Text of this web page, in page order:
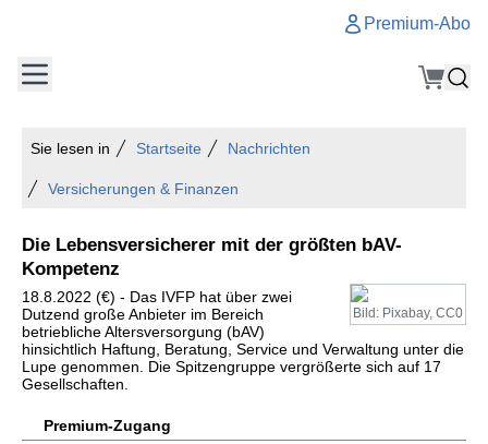
Premium-Abo
Sie lesen in Startseite Nachrichten
Versicherungen & Finanzen
Die Lebensversicherer mit der größten bAV-
Kompetenz
Bild: Pixabay, CC0
18.8.2022 (€) - Das IVFP hat über zwei
Dutzend große Anbieter im Bereich
betriebliche Altersversorgung (bAV)
hinsichtlich Haftung, Beratung, Service und Verwaltung unter die
Lupe genommen. Die Spitzengruppe vergrößerte sich auf 17
Gesellschaften.
Premium-Zugang